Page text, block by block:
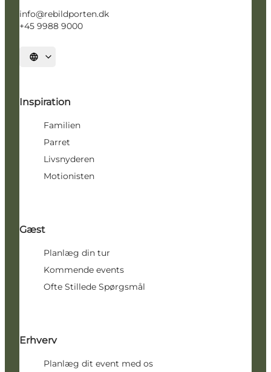
info@rebildporten.dk
+45 9988 9000
Vælg sprog
Inspiration
Familien
Parret
Livsnyderen
Motionisten
Gæst
Planlæg din tur
Kommende events
Ofte Stillede Spørgsmål
Erhverv
Planlæg dit event med os